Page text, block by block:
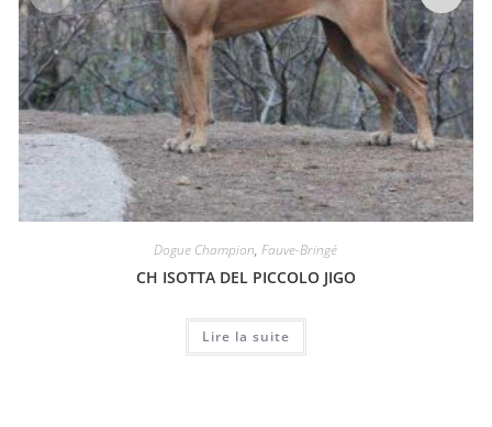
Dogue Champion,Fauve-Bringé
CH ISOTTA DEL PICCOLO JIGO
Lire la suite